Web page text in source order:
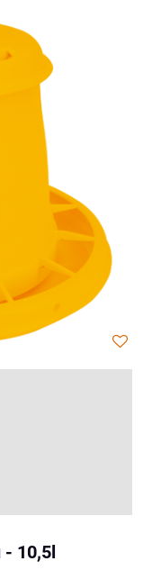
10,5l